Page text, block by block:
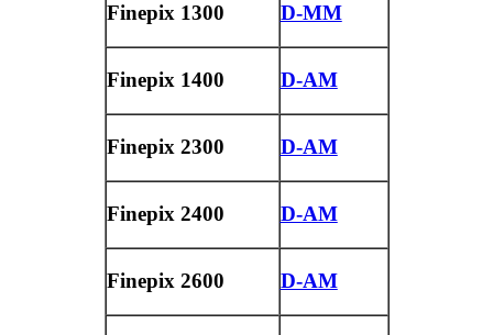
Finepix 1300 D-MM
Finepix 1400 D-AM
Finepix 2300 D-AM
Finepix 2400 D-AM
Finepix 2600 D-AM